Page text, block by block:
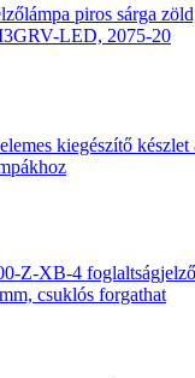
piros sárga
LED, 2075-20
kiegészítő
Z-XB-4
csuklós forgathat